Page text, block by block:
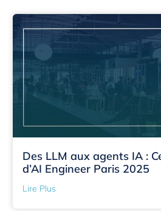
Des LLM aux agents IA :
d’AI Engineer Paris 2025
Lire Plus